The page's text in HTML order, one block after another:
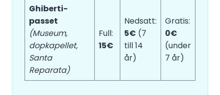
Ghiberti-
passet
(Museum,
dopkapellet,
Santa
Reparata)
Full:
15€
Nedsatt:
5€ (7
till 14
år)
Gratis:
0€
(under
7 år)